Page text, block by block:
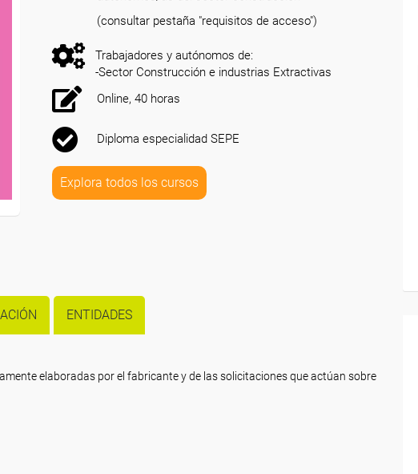
(consultar pestaña "requisitos de acceso")
Trabajadores y autónomos de:
-Sector Construcción e industrias Extractivas
Online, 40 horas
Diploma especialidad SEPE
Explora todos los cursos
ENTIDADES
elaboradas por el fabricante y de las solicitaciones que actúan sobre